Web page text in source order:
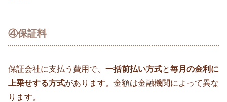
④保証料
保証会社に支払う費用で、 一括前払い方式と毎月の金利に
上乗せする方式があります。金額は金融機関によって異な
ります。